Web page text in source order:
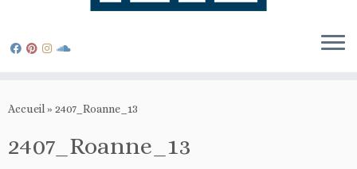
auAccueil » 2407_Roanne_13
2407_Roanne_13